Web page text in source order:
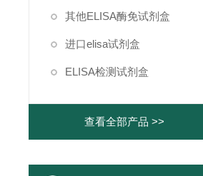
其他ELISA酶免试剂盒
进口elisa试剂盒
ELISA检测试剂盒
查看全部产品 >>